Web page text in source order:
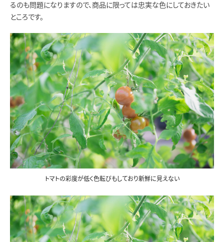
るのも問題になりますので、商品に限っては忠実な色にしておきたい
ところです。
トマトの彩度が低く色転びもしており新鮮に見えない